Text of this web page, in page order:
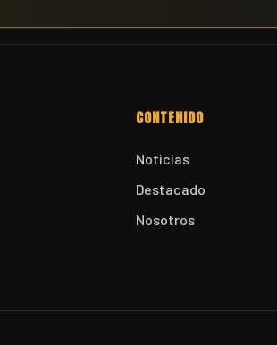
CONTENIDO
Noticias
Destacado
Nosotros